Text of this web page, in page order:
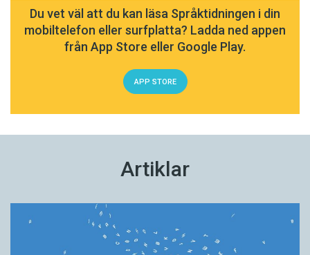
Du vet väl att du kan läsa Språktidningen i din
mobiltelefon eller surfplatta? Ladda ned appen
från App Store eller Google Play.
APP STORE
Artiklar